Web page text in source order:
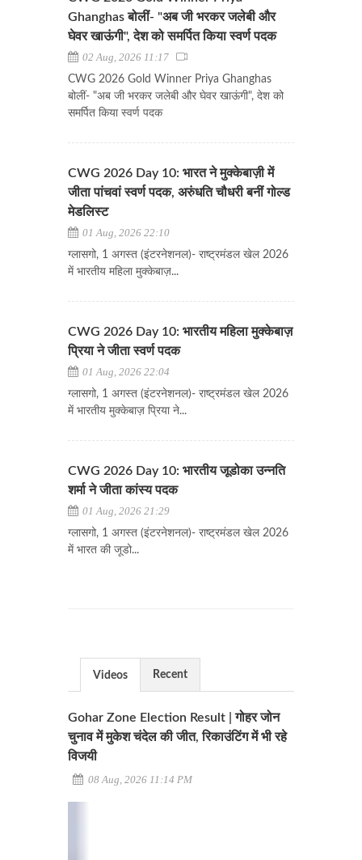
Ghanghas बोलीं- "अब जी भरकर जलेबी और
घेवर खाऊंगी", देश को समर्पित किया स्वर्ण पदक
02 Aug, 2026 11:17
CWG 2026 Gold Winner Priya Ghanghas
बोलीं- "अब जी भरकर जलेबी और घेवर खाऊंगी", देश को
समर्पित किया स्वर्ण पदक
CWG 2026 Day 10: भारत ने मुक्केबाज़ी में
जीता पांचवां स्वर्ण पदक, अरुंधति चौधरी बनीं गोल्ड
मेडलिस्ट
01 Aug, 2026 22:10
ग्लासगो, 1 अगस्त (इंटरनेशनल)- राष्ट्रमंडल खेल 2026
में भारतीय महिला मुक्केबाज़...
CWG 2026 Day 10: भारतीय महिला मुक्केबाज़
प्रिया ने जीता स्वर्ण पदक
01 Aug, 2026 22:04
ग्लासगो, 1 अगस्त (इंटरनेशनल)- राष्ट्रमंडल खेल 2026
में भारतीय मुक्केबाज़ प्रिया ने...
CWG 2026 Day 10: भारतीय जूडोका उन्नति
शर्मा ने जीता कांस्य पदक
01 Aug, 2026 21:29
ग्लासगो, 1 अगस्त (इंटरनेशनल)- राष्ट्रमंडल खेल 2026
में भारत की जूडो...
Videos Recent
Gohar Zone Election Result | गोहर जोन
चुनाव में मुकेश चंदेल की जीत, रिकाउंटिंग में भी रहे
विजयी
08 Aug, 2026 11:14 PM